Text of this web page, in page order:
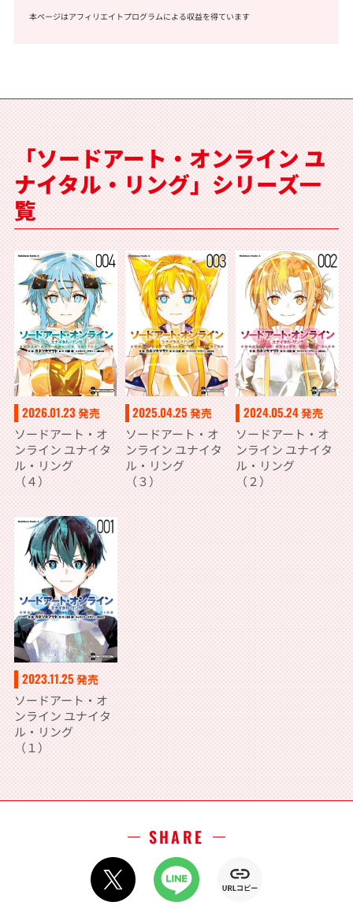
本ページはアフィリエイトプログラムによる収益を得ています
「ソードアート・オンライン ユ
ナイタル・リング」シリーズ一
覧
2026.01.23 発売
ソードアート・オ
ンライン ユナイタ
ル・リング
（４）
2025.04.25 発売
ソードアート・オ
ンライン ユナイタ
ル・リング
（３）
2024.05.24発売
ソードアート・オ
ンライン ユナイタ
ル・リング
（２）
2023.11.25 発売
ソードアート・オ
ンライン ユナイタ
ル・リング
（１）
SHARE